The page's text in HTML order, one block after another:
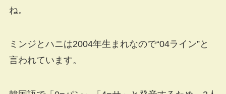
ね。
ミンジとハニは2004年生まれなので“04ライン”と
言われています。